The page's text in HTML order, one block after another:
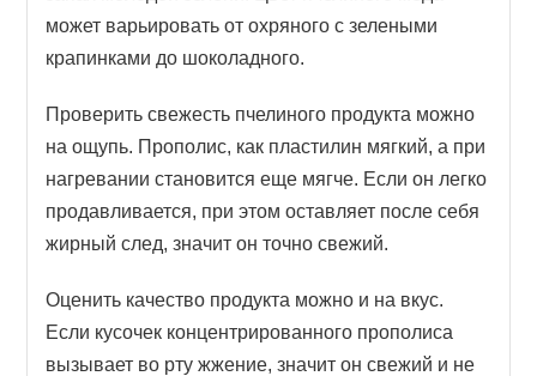
может варьировать от охряного с зелеными
крапинками до шоколадного.
Проверить свежесть пчелиного продукта можно
на ощупь. Прополис, как пластилин мягкий, а при
нагревании становится еще мягче. Если он легко
продавливается, при этом оставляет после себя
жирный след, значит он точно свежий.
Оценить качество продукта можно и на вкус.
Если кусочек концентрированного прополиса
вызывает во рту жжение, значит он свежий и не